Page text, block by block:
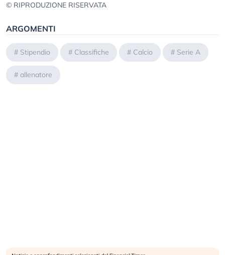
© RIPRODUZIONE RISERVATA
ARGOMENTI
# Stipendio # Classifiche # Calcio # Serie A
# allenatore